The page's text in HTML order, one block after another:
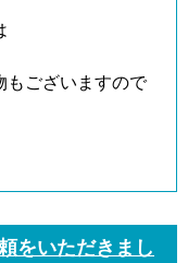
もございますので
をいただきまし